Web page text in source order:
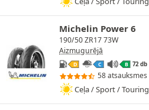
Michelin Power 6
190/50 ZR17 73W
Aizmugurējā
D C B 72 db
58 atsauksmes
Ceļa / Sport / Touring